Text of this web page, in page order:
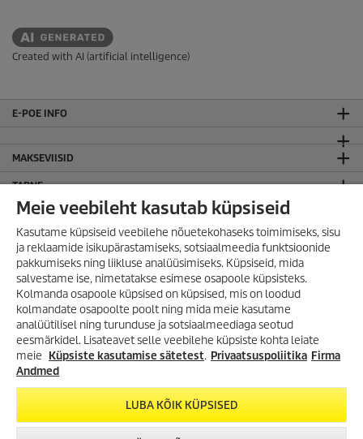
VÕIMALUS SÄÄSTA
SUUREMALT KUI VAREM!
tolmuimejad, tekstiilipesurid ja
palju muud!
Created with AI (artificial intelligence)
E-POE INFO
MAKSEVIISID
TARNE
LIITU KÄRCHER UUDISKIRJAGA!
JURIIDILINE TEAVE
Sisukaart
Kodulehe kasutamise tingimused
Privaatsuspoliitika
KÄRCHER OÜ
KONTAKT
JÄLGI MEID SOTSIAALMEEDIAS
Meie veebileht kasutab küpsiseid
Kasutame küpsiseid veebilehe nõuetekohaseks toimimiseks, sisu
ja reklaamide isikupärastamiseks, sotsiaalmeedia funktsioonide
pakkumiseks ning liikluse analüüsimiseks. Küpsiseid, mida
salvestame ise, nimetatakse esimese osapoole küpsisteks.
Kolmanda osapoole küpsised on küpsised, mis on loodud
kolmandate osapoolte poolt ning mida meie kasutame
analüütilisel ning turunduse ja sotsiaalmeediaga seotud
eesmärkidel. Lisateavet selle veebilehe küpsiste kohta leiate
meie Küpsiste kasutamise sätetest. Privaatsuspoliitika Firma
Andmed
LUBA KÕIK KÜPSISED